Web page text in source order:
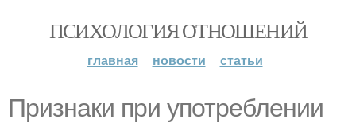
ПСИХОЛОГИЯ ОТНОШЕНИЙ
главная новости статьи
Признаки при употреблении